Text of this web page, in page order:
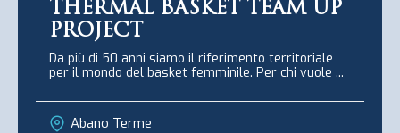
THERMAL BASKET TEAM UP
PROJECT
Da più di 50 anni siamo il riferimento territoriale
per il mondo del basket femminile. Per chi vuole ...
Abano Terme